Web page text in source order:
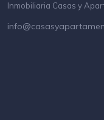
Inmobiliaria Casas y